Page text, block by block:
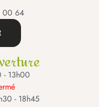
00 64
- 13h00
- 18h45